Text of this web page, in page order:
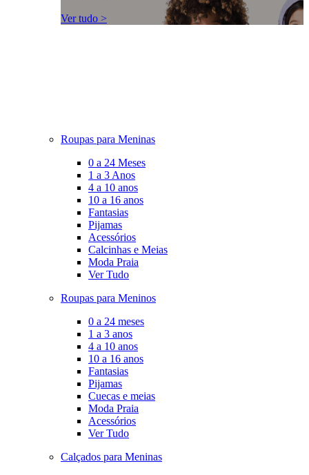
Ver tudo >
Roupas para Meninas
0 a 24 Meses
1 a 3 Anos
4 a 10 anos
10 a 16 anos
Fantasias
Pijamas
Acessórios
Calcinhas e Meias
Moda Praia
Ver Tudo
Roupas para Meninos
0 a 24 meses
1 a 3 anos
4 a 10 anos
10 a 16 anos
Fantasias
Pijamas
Cuecas e meias
Moda Praia
Acessórios
Ver Tudo
Calçados para Meninas